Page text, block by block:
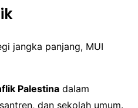
jangka panjang, MUI
Palestina dalam
dan sekolah umum.